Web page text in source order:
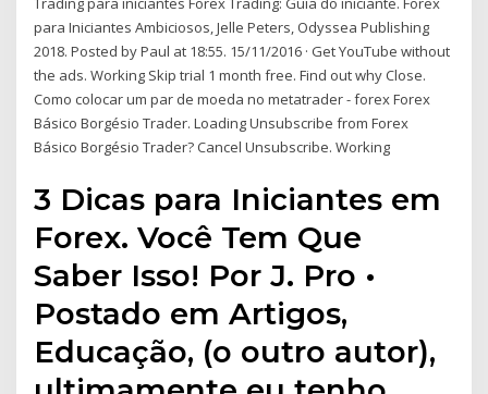
para Iniciantes Ambiciosos, Jelle Peters, Odyssea Publishing
2018. Posted by Paul at 18:55. 15/11/2016 · Get YouTube without
the ads. Working Skip trial 1 month free. Find out why Close.
Como colocar um par de moeda no metatrader - forex Forex
Básico Borgésio Trader. Loading Unsubscribe from Forex
Básico Borgésio Trader? Cancel Unsubscribe. Working
3 Dicas para Iniciantes em
Forex. Você Tem Que
Saber Isso! Por J. Pro •
Postado em Artigos,
Educação, (o outro autor),